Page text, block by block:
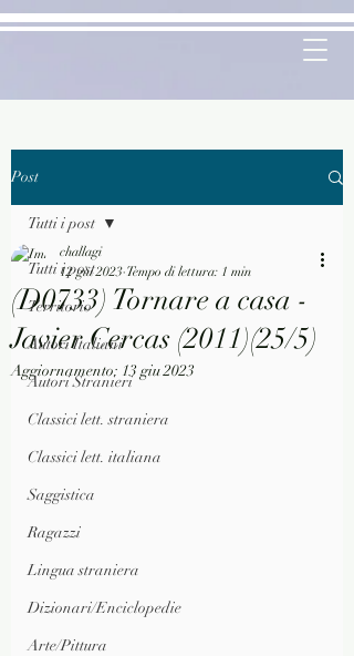
Post
Tutti i post
Territorio
Autori Italiani
Autori Stranieri
Classici lett. straniera
Classici lett. italiana
Saggistica
Ragazzi
Lingua straniera
Dizionari/Enciclopedie
Arte/Pittura
Tutti i post
(D0733) Tornare a casa -
Javier Cercas (2011)(25/5)
challagi
12 giu 2023 Tempo di lettura: 1 min
Aggiornamento: 13 giu 2023